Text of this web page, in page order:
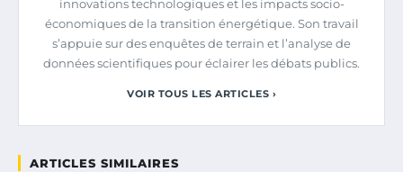
innovations technologiques et les impacts socio-
économiques de la transition énergétique. Son travail
s’appuie sur des enquêtes de terrain et l’analyse de
données scientifiques pour éclairer les débats publics.
VOIR TOUS LES ARTICLES ›
ARTICLES SIMILAIRES